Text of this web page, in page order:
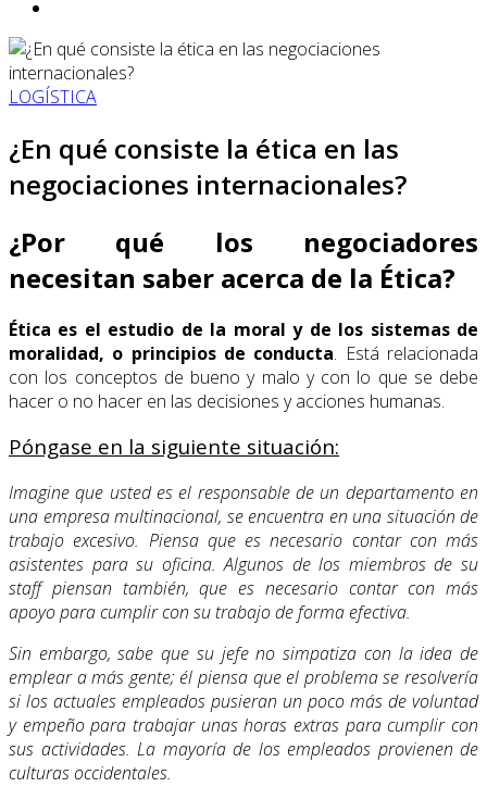
LOGÍSTICA
¿En qué consiste la ética en las
negociaciones internacionales?
¿Por qué los negociadores
necesitan saber acerca de la Ética?
Ética es el estudio de la moral y de los sistemas de
moralidad, o principios de conducta. Está relacionada
con los conceptos de bueno y malo y con lo que se debe
hacer o no hacer en las decisiones y acciones humanas.
Póngase en la siguiente situación:
Imagine que usted es el responsable de un departamento en
una empresa multinacional, se encuentra en una situación de
trabajo excesivo. Piensa que es necesario contar con más
asistentes para su oficina. Algunos de los miembros de su
staff piensan también, que es necesario contar con más
apoyo para cumplir con su trabajo de forma efectiva.
Sin embargo, sabe que su jefe no simpatiza con la idea de
emplear a más gente; él piensa que el problema se resolvería
si los actuales empleados pusieran un poco más de voluntad
y empeño para trabajar unas horas extras para cumplir con
sus actividades. La mayoría de los empleados provienen de
culturas occidentales.